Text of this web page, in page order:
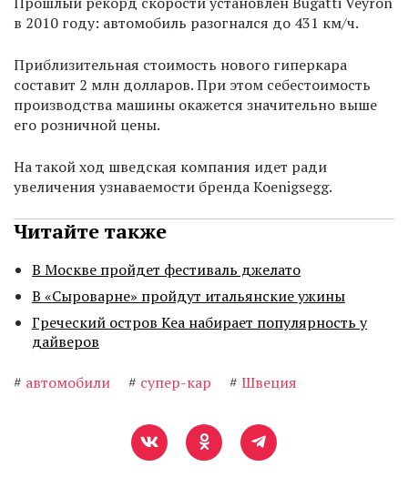
в 2010 году: автомобиль разогнался до 431 км/ч.
Приблизительная стоимость нового гиперкара
составит 2 млн долларов. При этом себестоимость
производства машины окажется значительно выше
его розничной цены.
На такой ход шведская компания идет ради
увеличения узнаваемости бренда Koenigsegg.
Читайте также
В Москве пройдет фестиваль джелато
В «Сыроварне» пройдут итальянские ужины
Греческий остров Кеа набирает популярность у
дайверов
# автомобили # супер-кар # Швеция